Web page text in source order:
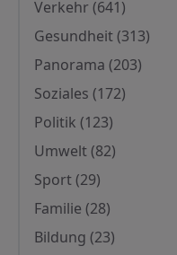
Verkehr (641)
Gesundheit(313)
Panorama (203)
Soziales (172)
Politik (123)
Umwelt(82)
Sport(29)
Familie (28)
Bildung (23)